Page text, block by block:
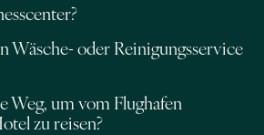
Wäsche- oder Reinigungsservice
Weg, um vom Flughafen
zu reisen?